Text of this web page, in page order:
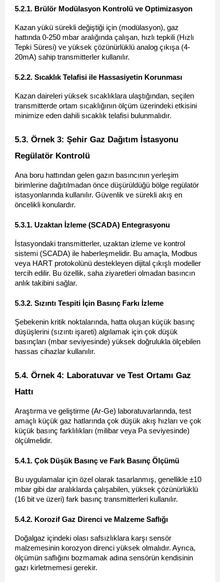
5.2.1. Brülör Modülasyon Kontrolü ve Optimizasyon
Kazan yükü sürekli değiştiği için (modülasyon), gaz
hattında 0-250 mbar aralığında çalışan, hızlı tepkili (Hızlı
Tepki Süresi) ve yüksek çözünürlüklü analog çıkışa (4-
20mA) sahip transmitterler kullanılır.
5.2.2. Sıcaklık Telafisi ile Hassasiyetin Korunması
Kazan daireleri yüksek sıcaklıklara ulaştığından, seçilen
transmitterde ortam sıcaklığının ölçüm üzerindeki etkisini
minimize eden dahili sıcaklık telafisi bulunmalıdır.
5.3. Örnek 3: Şehir Gaz Dağıtım İstasyonu
Regülatör Kontrolü
Ana boru hattından gelen gazın basıncının yerleşim
birimlerine dağıtılmadan önce düşürüldüğü bölge regülatör
istasyonlarında kullanılır. Güvenlik ve sürekli akış en
öncelikli konulardır.
5.3.1. Uzaktan İzleme (SCADA) Entegrasyonu
İstasyondaki transmitterler, uzaktan izleme ve kontrol
sistemi (SCADA) ile haberleşmelidir. Bu amaçla, Modbus
veya HART protokolünü destekleyen dijital çıkışlı modeller
tercih edilir. Bu özellik, saha ziyaretleri olmadan basıncın
anlık takibini sağlar.
5.3.2. Sızıntı Tespiti İçin Basınç Farkı İzleme
Şebekenin kritik noktalarında, hatta oluşan küçük basınç
düşüşlerini (sızıntı işareti) algılamak için çok düşük
basınçları (mbar seviyesinde) yüksek doğrulukla ölçebilen
hassas cihazlar kullanılır.
5.4. Örnek 4: Laboratuvar ve Test Ortamı Gaz
Hattı
Araştırma ve geliştirme (Ar-Ge) laboratuvarlarında, test
amaçlı küçük gaz hatlarında çok düşük akış hızları ve çok
küçük basınç farklılıkları (milibar veya Pa seviyesinde)
ölçülmelidir.
5.4.1. Çok Düşük Basınç ve Fark Basınç Ölçümü
Bu uygulamalar için özel olarak tasarlanmış, genellikle ±10
mbar gibi dar aralıklarda çalışabilen, yüksek çözünürlüklü
(16 bit ve üzeri) fark basınç transmitterleri kullanılır.
5.4.2. Korozif Gaz Direnci ve Malzeme Saflığı
Doğalgaz içindeki olası safsızlıklara karşı sensör
malzemesinin korozyon direnci yüksek olmalıdır. Ayrıca,
ölçümün saflığını bozmamak adına sensörün kendisinin
gazı kirletmemesi gerekir.